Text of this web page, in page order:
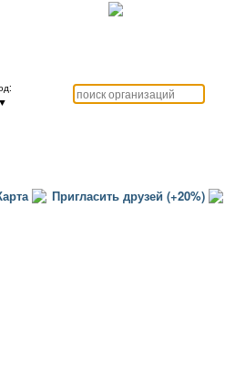
▼
Пригласить друзей (+20%)